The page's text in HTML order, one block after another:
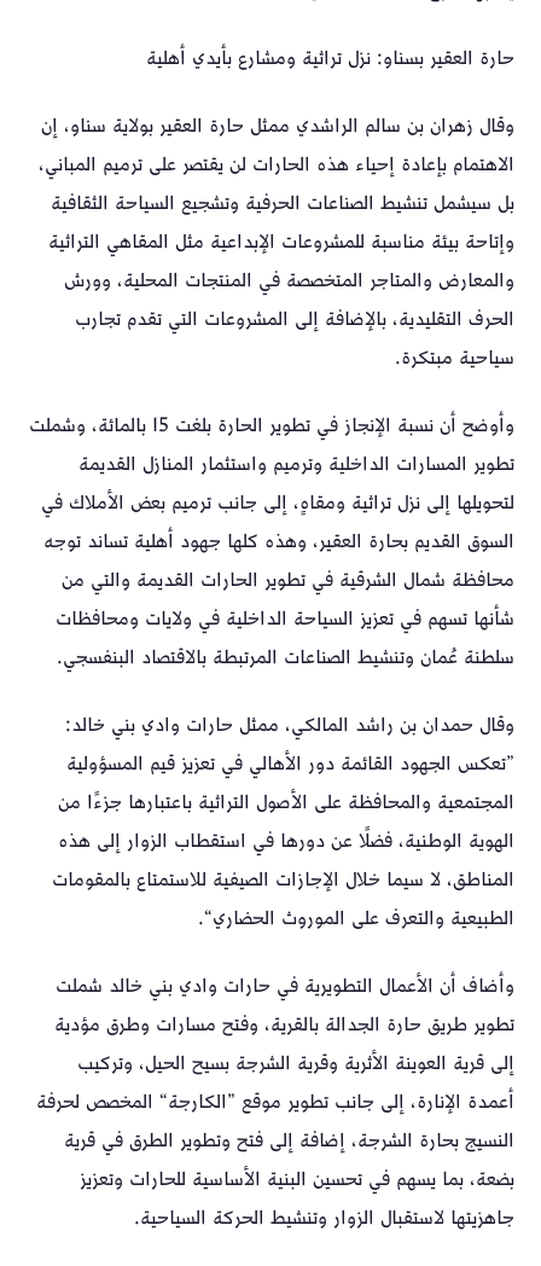
حارة العقير بسناو: نزل تراثية ومشارع بأيدي أهلية
وقال زهران بن سالم الراشدي ممثل حارة العقير بولاية سناو، إن
الاهتمام بإعادة إحياء هذه الحارات لن يقتصر على ترميم المباني،
بل سيشمل تنشيط الصناعات الحرفية وتشجيع السياحة الثقافية
وإتاحة بيئة مناسبة للمشروعات الإبداعية مثل المقاهي التراثية
والمعارض والمتاجر المتخصصة في المنتجات المحلية، وورش
الحرف التقليدية، بالإضافة إلى المشروعات التي تقدم تجارب
سياحية مبتكرة.
وأوضح أن نسبة الإنجاز في تطوير الحارة بلغت 15 بالمائة، وشملت
تطوير المسارات الداخلية وترميم واستثمار المنازل القديمة
لتحويلها إلى نزل تراثية ومقاهٍ، إلى جانب ترميم بعض الأملاك في
السوق القديم بحارة العقير، وهذه كلها جهود أهلية تساند توجه
محافظة شمال الشرقية في تطوير الحارات القديمة والتي من
شأنها تسهم في تعزيز السياحة الداخلية في ولايات ومحافظات
سلطنة عُمان وتنشيط الصناعات المرتبطة بالاقتصاد البنفسجي.
وقال حمدان بن راشد المالكي، ممثل حارات وادي بني خالد:
”تعكس الجهود القائمة دور الأهالي في تعزيز قيم المسؤولية
المجتمعية والمحافظة على الأصول التراثية باعتبارها جزءًا من
الهوية الوطنية، فضلًا عن دورها في استقطاب الزوار إلى هذه
المناطق، لا سيما خلال الإجازات الصيفية للاستمتاع بالمقومات
الطبيعية والتعرف على الموروث الحضاري“.
وأضاف أن الأعمال التطويرية في حارات وادي بني خالد شملت
تطوير طريق حارة الجدالة بالقرية، وفتح مسارات وطرق مؤدية
إلى قرية العوينة الأثرية وقرية الشرجة بسيح الحيل، وتركيب
أعمدة الإنارة، إلى جانب تطوير موقع ”الكارجة“ المخصص لحرفة
النسيج بحارة الشرجة، إضافة إلى فتح وتطوير الطرق في قرية
بضعة، بما يسهم في تحسين البنية الأساسية للحارات وتعزيز
جاهزيتها لاستقبال الزوار وتنشيط الحركة السياحية.